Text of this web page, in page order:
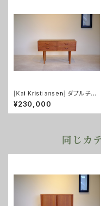
[Kai Kristiansen] ダブルチェ
スト チーク
¥230,000
同じカ